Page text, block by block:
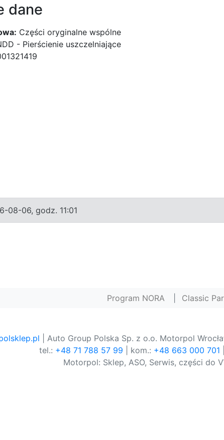
dane
Części oryginalne wspólne
- Pierścienie uszczelniające
08-06, godz. 11:01
Program NORA Classic
| Auto Group Polska Sp. z o.o. Motorpol
tel.: +48 71 788 57 99 | kom.: +48 663 000 701
Motorpol: Sklep, ASO, Serwis, części do